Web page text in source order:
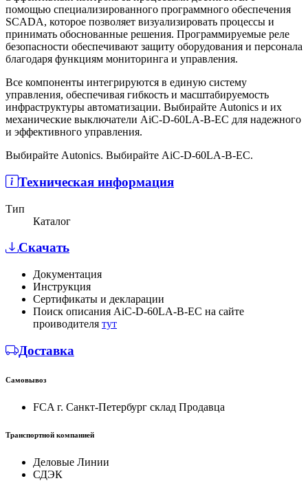
помощью специализированного программного обеспечения
SCADA, которое позволяет визуализировать процессы и
принимать обоснованные решения. Программируемые реле
безопасности обеспечивают защиту оборудования и персонала
благодаря функциям мониторинга и управления.
Все компоненты интегрируются в единую систему
управления, обеспечивая гибкость и масштабируемость
инфраструктуры автоматизации. Выбирайте Autonics и их
механические выключатели AiC-D-60LA-B-EC для надежного
и эффективного управления.
Выбирайте Autonics. Выбирайте AiC-D-60LA-B-EC.
Техническая информация
Тип
Каталог
Скачать
Документация
Инструкция
Сертификаты и декларации
Поиск описания AiC-D-60LA-B-EC на сайте
проиводителя тут
Доставка
Самовывоз
FCA г. Санкт-Петербург склад Продавца
Транспортной компанией
Деловые Линии
СДЭК